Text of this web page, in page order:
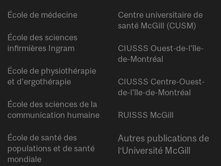
École de médecine
École des sciences
infirmières Ingram
École de physiothérapie
et d’ergothérapie
École des sciences de la
communication humaine
École de santé des
populations et de santé
mondiale
Centre universitaire de
santé McGill (CUSM)
CIUSSS Ouest-de-l’île-
de-Montréal
CIUSSS Centre-Ouest-
de-l’île-de-Montréal
RUISSS McGill
Autres publications de
l’Université McGill